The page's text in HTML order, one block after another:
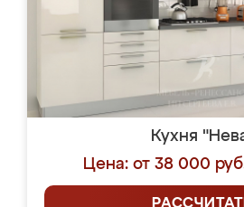
Кухня
Цена: от 38 000